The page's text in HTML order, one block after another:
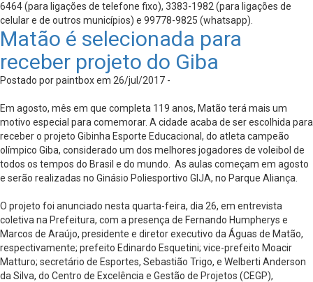
6464 (para ligações de telefone fixo), 3383-1982 (para ligações de
celular e de outros municípios) e 99778-9825 (whatsapp).
Matão é selecionada para
receber projeto do Giba
Postado por paintbox em 26/jul/2017 -
Em agosto, mês em que completa 119 anos, Matão terá mais um
motivo especial para comemorar. A cidade acaba de ser escolhida para
receber o projeto Gibinha Esporte Educacional, do atleta campeão
olímpico Giba, considerado um dos melhores jogadores de voleibol de
todos os tempos do Brasil e do mundo. As aulas começam em agosto
e serão realizadas no Ginásio Poliesportivo GIJA, no Parque Aliança.
O projeto foi anunciado nesta quarta-feira, dia 26, em entrevista
coletiva na Prefeitura, com a presença de Fernando Humpherys e
Marcos de Araújo, presidente e diretor executivo da Águas de Matão,
respectivamente; prefeito Edinardo Esquetini; vice-prefeito Moacir
Matturo; secretário de Esportes, Sebastião Trigo, e Welberti Anderson
da Silva, do Centro de Excelência e Gestão de Projetos (CEGP),